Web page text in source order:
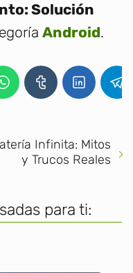
Solución
Android.
Infinita: Mitos
y Trucos Reales
para ti: